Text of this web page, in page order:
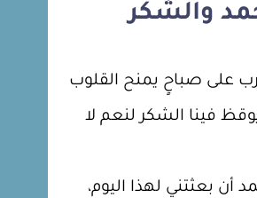
والشكر
على صباحٍ يمنح القلوب
فينا الشكر لنعم لا
أن بعثتني لهذا اليوم،